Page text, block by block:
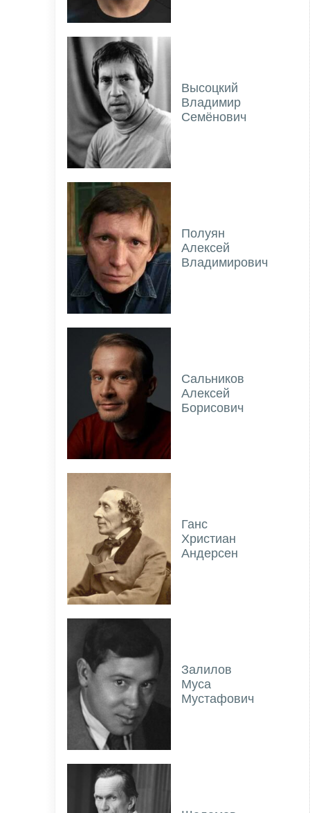
Высоцкий
Владимир
Семёнович
Полуян
Алексей
Владимирович
Сальников
Алексей
Борисович
Ганс
Христиан
Андерсен
Залилов
Муса
Мустафович